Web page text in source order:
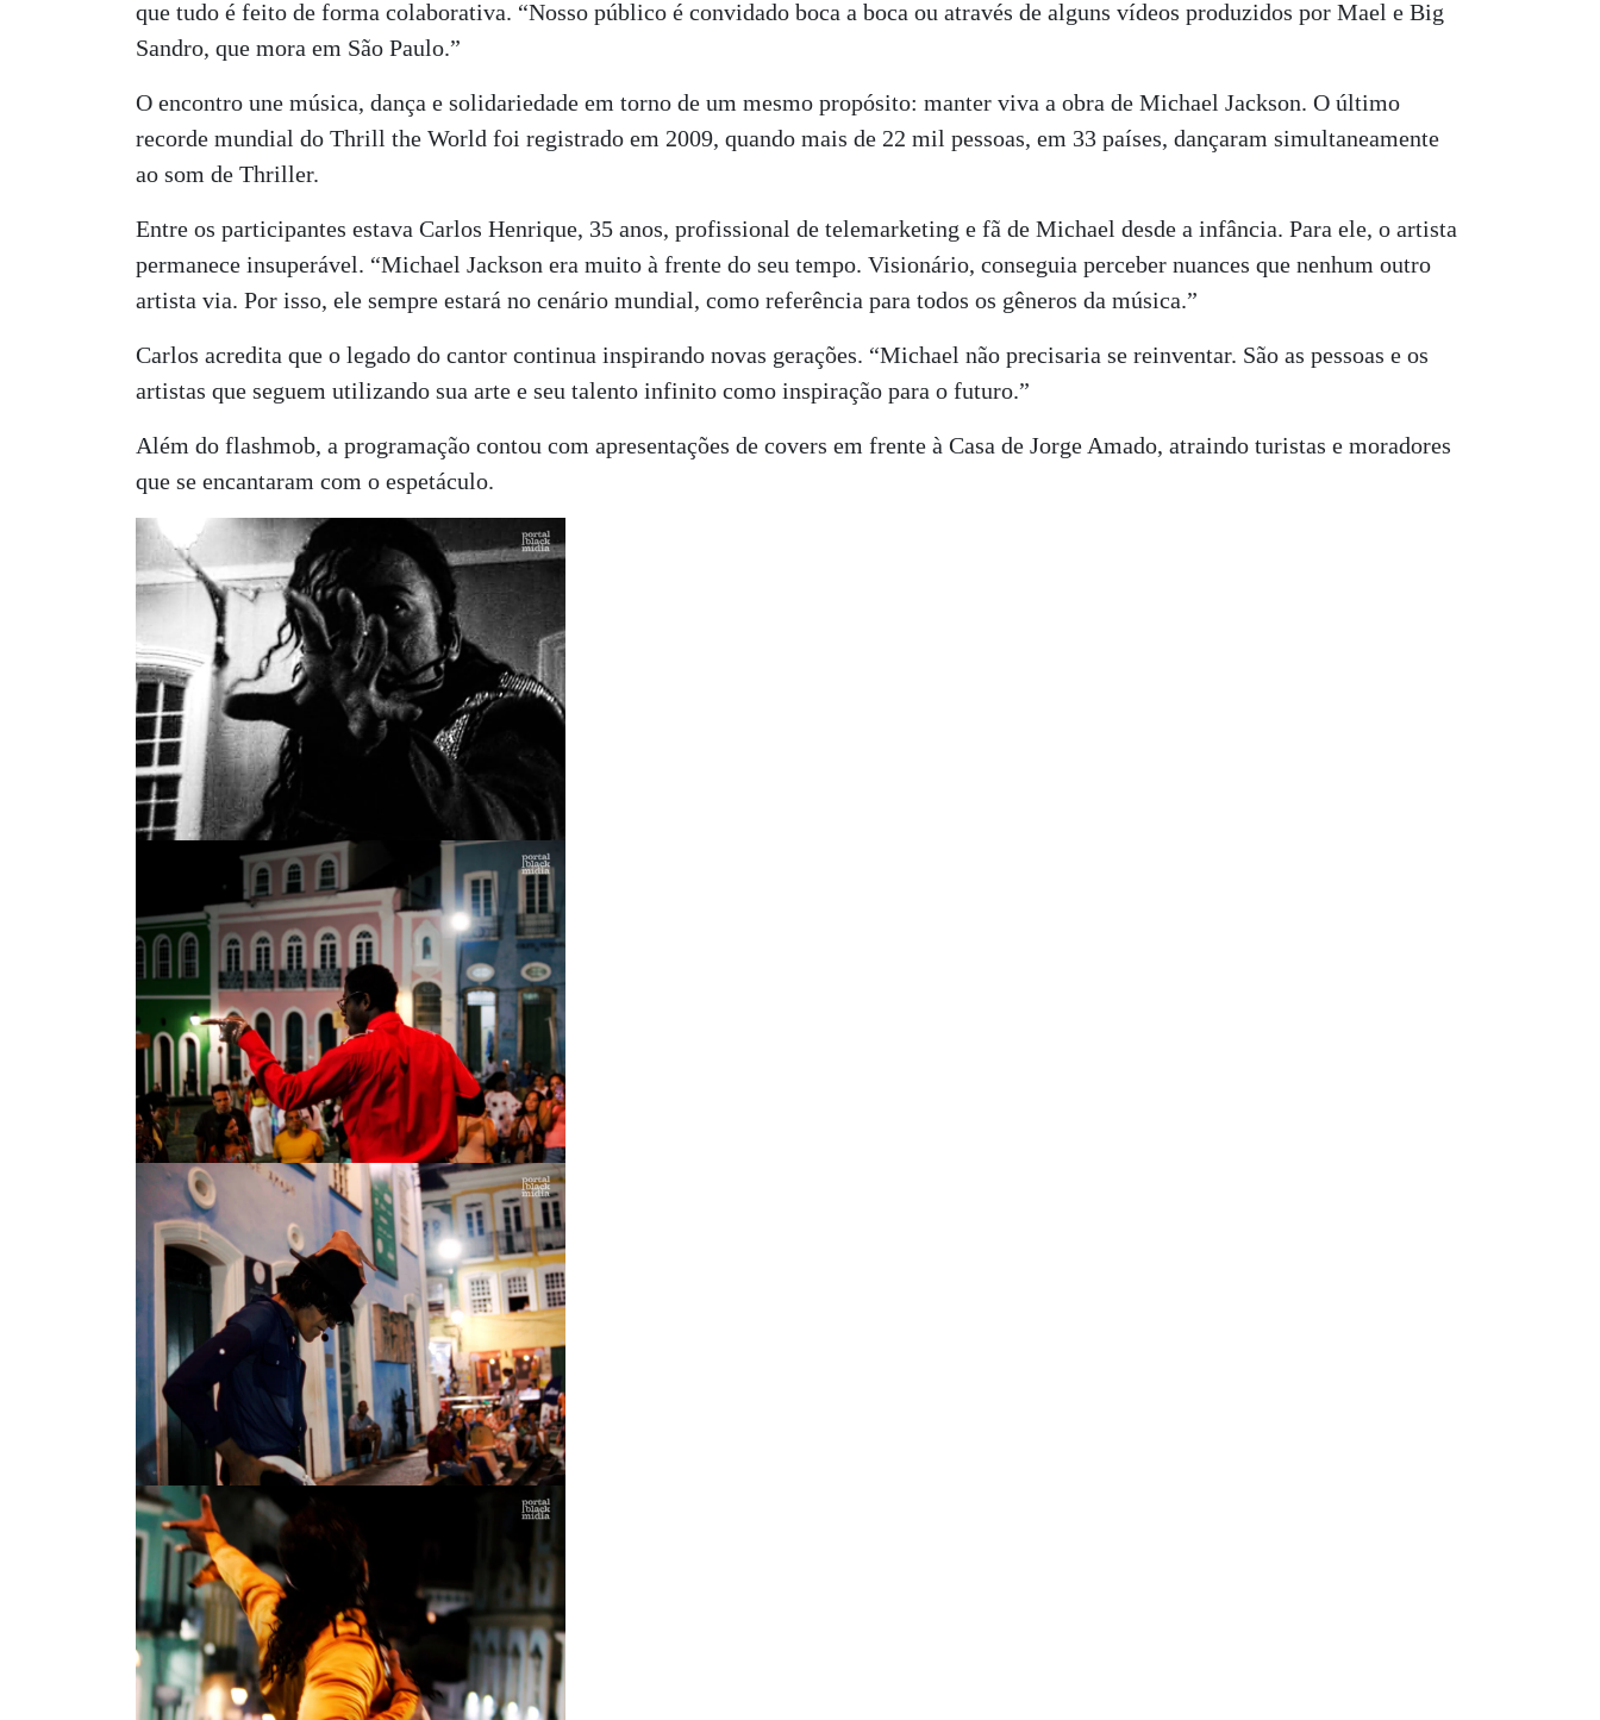
que tudo é feito de forma colaborativa. “Nosso público é convidado boca a boca ou através de alguns vídeos produzidos por Mael e Big
Sandro, que mora em São Paulo.”
O encontro une música, dança e solidariedade em torno de um mesmo propósito: manter viva a obra de Michael Jackson. O último
recorde mundial do Thrill the World foi registrado em 2009, quando mais de 22 mil pessoas, em 33 países, dançaram simultaneamente
ao som de Thriller.
Entre os participantes estava Carlos Henrique, 35 anos, profissional de telemarketing e fã de Michael desde a infância. Para ele, o artista
permanece insuperável. “Michael Jackson era muito à frente do seu tempo. Visionário, conseguia perceber nuances que nenhum outro
artista via. Por isso, ele sempre estará no cenário mundial, como referência para todos os gêneros da música.”
Carlos acredita que o legado do cantor continua inspirando novas gerações. “Michael não precisaria se reinventar. São as pessoas e os
artistas que seguem utilizando sua arte e seu talento infinito como inspiração para o futuro.”
Além do flashmob, a programação contou com apresentações de covers em frente à Casa de Jorge Amado, atraindo turistas e moradores
que se encantaram com o espetáculo.